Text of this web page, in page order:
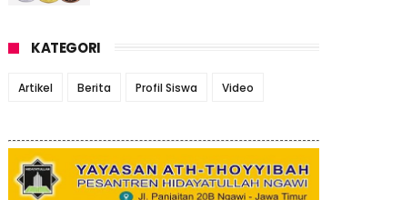
KATEGORI
Artikel Berita Profil Siswa Video